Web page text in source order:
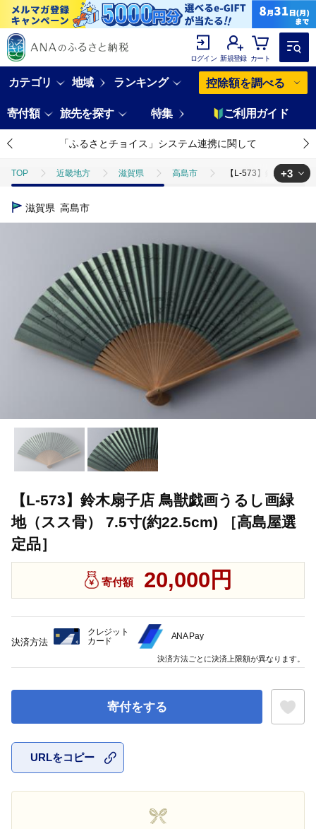
ログイン 新規登録 カート
カテゴリ 地域 ランキング 控除額を調べる
寄付額 旅先を探す 特集 ご利用ガイド
「ふるさとチョイス」システム連携に関して
TOP 近畿地方 滋賀県 高島市 【L-573】鈴木扇子店
TOP
ファッション 小物 【L-573】鈴木扇子店 鳥獣戯画う
+3
滋賀県 高島市
【L-573】鈴木扇子店 鳥獣戯画うるし画緑
地（スス骨） 7.5寸(約22.5cm) ［高島屋選
定品］
寄付額 20,000円
寄付をする
URLをコピー
決済方法
クレジット
カード
ANA Pay
決済方法ごとに決済上限額が異なります。